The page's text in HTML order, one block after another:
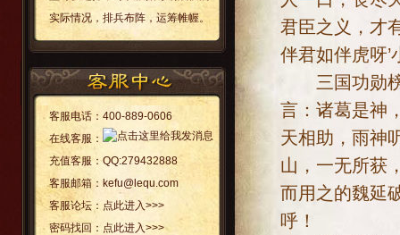
实际情况，排兵布阵，运筹帷幄。
客服电话： 400-889-0606
在线客服：
充值客服： QQ:279432888
客服邮箱： kefu@lequ.com
客服论坛： 点此进入>>>
密码找回： 点此进入>>>
君臣之义，才
伴君如伴虎呀
三国功勋榜
言：诸葛是神
天相助，雨神
山，一无所获
而用之的魏延
呼！